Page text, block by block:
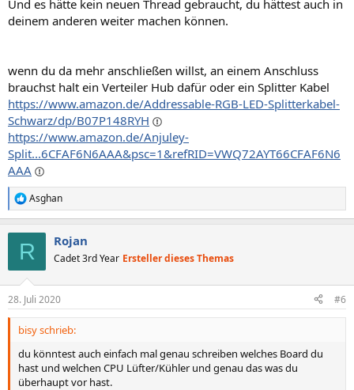
Und es hätte kein neuen Thread gebraucht, du hättest auch in
deinem anderen weiter machen können.
wenn du da mehr anschließen willst, an einem Anschluss
brauchst halt ein Verteiler Hub dafür oder ein Splitter Kabel
https://www.amazon.de/Addressable-RGB-LED-Splitterkabel-
Schwarz/dp/B07P148RYH
https://www.amazon.de/Anjuley-
Split...6CFAF6N6AAA&psc=1&refRID=VWQ72AYT66CFAF6N6
AAA
R
e
e
n
Asghan
R Rojan
Cadet 3rd Year Ersteller dieses Themas
28. Juli 2020 #6
bisy schrieb:
du könntest auch einfach mal genau schreiben welches Board du
hast und welchen CPU Lüfter/Kühler und genau das was du
überhaupt vor hast.